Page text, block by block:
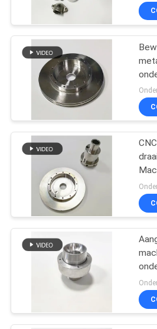
Metalen
Stempelen
Brede